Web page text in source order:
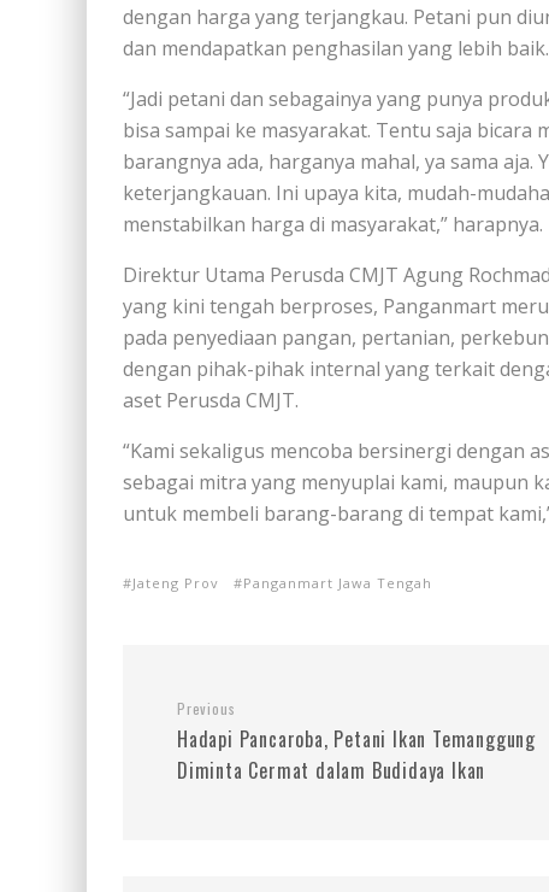
dengan harga yang terjangkau. Petani pun
dan mendapatkan penghasilan yang lebih baik.
“Jadi petani dan sebagainya yang punya
bisa sampai ke masyarakat. Tentu saja bicara
barangnya ada, harganya mahal, ya sama
keterjangkauan. Ini upaya kita, mudah-
menstabilkan harga di masyarakat,” harapnya.
Direktur Utama Perusda CMJT Agung
yang kini tengah berproses, Panganmart
pada penyediaan pangan, pertanian,
dengan pihak-pihak internal yang terkait
aset Perusda CMJT.
“Kami sekaligus mencoba bersinergi dengan
sebagai mitra yang menyuplai kami, maupun
untuk membeli barang-barang di tempat
Jateng Prov Panganmart Jawa Tengah
Previous
Hadapi Pancaroba, Petani Ikan Temanggung
Diminta Cermat dalam Budidaya Ikan